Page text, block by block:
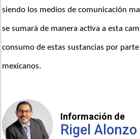
siendo los medios de comunicación
se sumará de manera activa a esta
consumo de estas sustancias por
mexicanos.
Información de
Rigel Alonzo